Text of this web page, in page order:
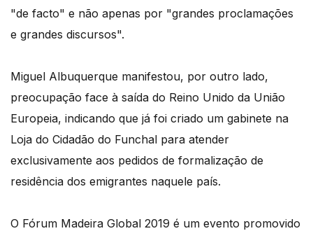
"de facto" e não apenas por "grandes proclamações
e grandes discursos".
Miguel Albuquerque manifestou, por outro lado,
preocupação face à saída do Reino Unido da União
Europeia, indicando que já foi criado um gabinete na
Loja do Cidadão do Funchal para atender
exclusivamente aos pedidos de formalização de
residência dos emigrantes naquele país.
O Fórum Madeira Global 2019 é um evento promovido